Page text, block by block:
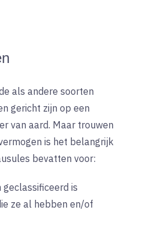
als andere soorten
gericht zijn op een
van aard. Maar trouwen
is het belangrijk
bevatten voor:
is
ze al hebben en/of